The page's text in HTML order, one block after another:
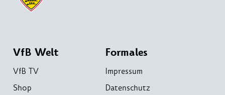
VfB Welt
VfB TV
Shop
Formales
Impressum
Datenschutz